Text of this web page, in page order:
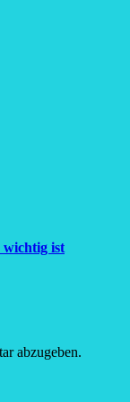
ist
abzugeben.